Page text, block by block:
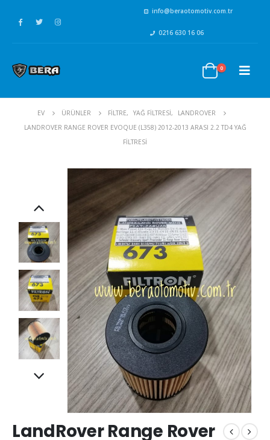
info@beraotomotiv.com.tr
0216 630 16 06
0
EV ÜRÜNLER FİLTRE, YAĞ FİLTRESİ,
LANDROVER
LANDROVER RANGE ROVER EVOQUE (L358) 2012-2013 ARASI 2.2 TD4 YAĞ
FILTRESI
LandRover Range Rover